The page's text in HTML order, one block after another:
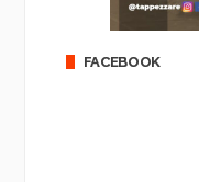
FACEBOOK